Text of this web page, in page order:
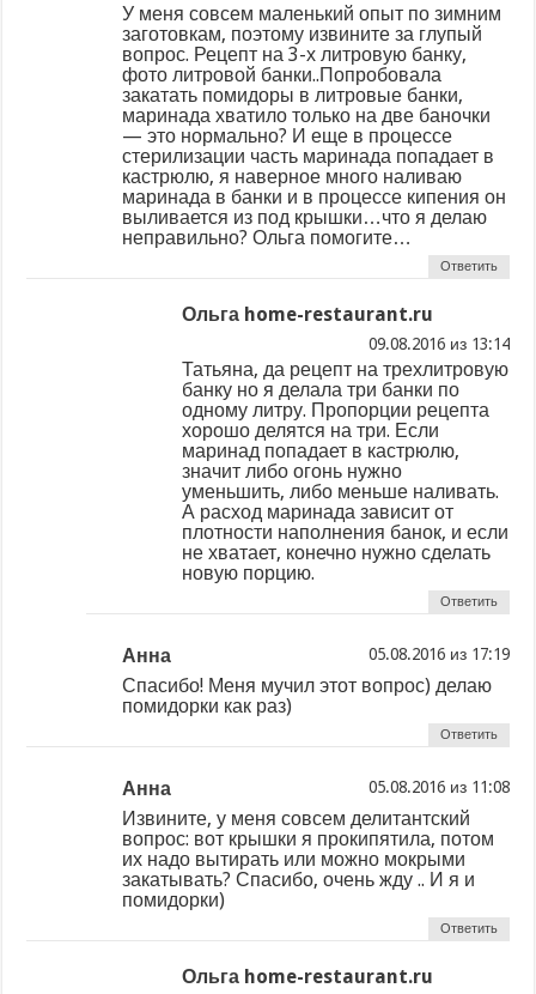
У меня совсем маленький опыт по зимним
заготовкам, поэтому извините за глупый
вопрос. Рецепт на 3-х литровую банку,
фото литровой банки..Попробовала
закатать помидоры в литровые банки,
маринада хватило только на две баночки
— это нормально? И еще в процессе
стерилизации часть маринада попадает в
кастрюлю, я наверное много наливаю
маринада в банки и в процессе кипения он
выливается из под крышки…что я делаю
неправильно? Ольга помогите…
Ответить
Ольга home-restaurant.ru
из
Татьяна, да рецепт на трехлитровую
банку но я делала три банки по
одному литру. Пропорции рецепта
хорошо делятся на три. Если
маринад попадает в кастрюлю,
значит либо огонь нужно
уменьшить, либо меньше наливать.
А расход маринада зависит от
плотности наполнения банок, и если
не хватает, конечно нужно сделать
новую порцию.
Ответить
Анна из
Спасибо! Меня мучил этот вопрос) делаю
помидорки как раз)
Ответить
Анна из
Извините, у меня совсем делитантский
вопрос: вот крышки я прокипятила, потом
их надо вытирать или можно мокрыми
закатывать? Спасибо, очень жду .. И я и
помидорки)
Ответить
Ольга home-restaurant.ru